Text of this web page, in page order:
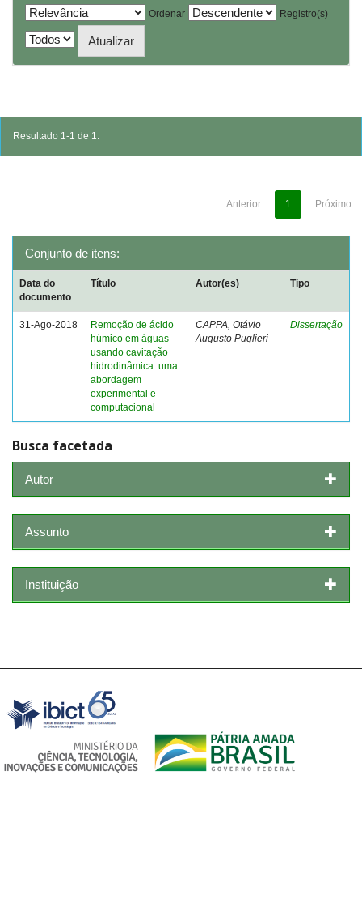
Ordenar
Registro(s)
Resultado 1-1 de 1.
Anterior 1 Próximo
Conjunto de itens:
Data do
documento
Título Autor(es) Tipo
31-Ago-2018
Remoção de ácido
húmico em águas
usando cavitação
hidrodinâmica: uma
abordagem
experimental e
computacional
CAPPA, Otávio
Augusto Puglieri
Dissertação
Busca facetada
Autor
Assunto
Instituição